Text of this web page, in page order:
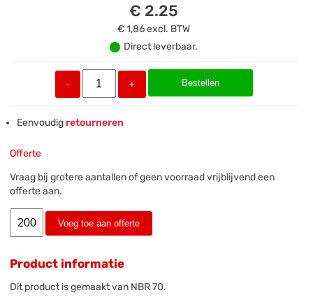
€ 2.25
€ 1,86excl. BTW
Direct leverbaar.
- + Bestellen
Eenvoudigretourneren
Offerte
Vraag bij grotere aantallen of geen voorraad vrijblijvend een
offerte aan.
Voeg toe aan offerte
Product informatie
Dit product is gemaakt van NBR 70.